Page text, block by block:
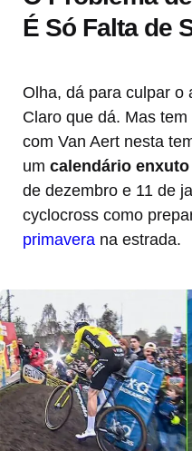
É Só Falta de
Olha, dá para culpar o
Claro que dá. Mas
com Van Aert nesta
um calendário enxuto
de dezembro e 11 de
cyclocross como
primavera na estrada.